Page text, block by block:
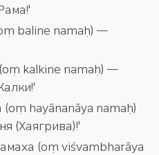
baline namaḥ) —
kalkine namaḥ) —
hayānanāya namaḥ)
(Хаягрива)!'
(oṃ viśvambharāya